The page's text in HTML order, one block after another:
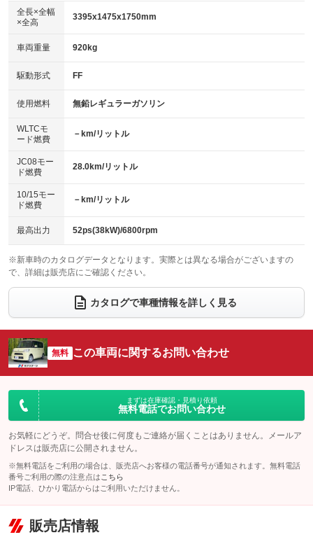
：装備なし
パワーウィンドウ
アイドリングストップ
：装備あり
USB入力端子
：装備なし
100V電源
：装備なし
センターデフロック
：装備なし
電動格納ミラー
：装備あり
アルミホイール
：装備なし
HID(キセノンライト)
バックカメラ
エアロ
：装備なし
ローダウン
：装備なし
ベンチシート
：装備あり
チップアップシート
：装備なし
電動格納サードシート
：装備なし シートヒーター
：装備なし
ウォークスルー
電動リアゲート フロントカメラ
：装備なし
シートエアコン
：装備なし 全周囲カメラ
：装備なし
サイドカメラ
：装備なし ルーフレール
：装備なし
エアサスペンション ヘッドライトウォッシャー
全長×全幅
×全高
3395x1475x1750mm
車両重量 920kg
駆動形式 FF
使用燃料 無鉛レギュラーガソリン
WLTCモ
ード燃費
－km/リットル
JC08モー
ド燃費
28.0km/リットル
10/15モー
ド燃費
－km/リットル
最高出力 52ps(38kW)/6800rpm
※新車時のカタログデータとなります。実際とは異なる場合がございますの
で、詳細は販売店にご確認ください。
カタログで車種情報を詳しく見る
無料 この車両に関するお問い合わせ
まずは在庫確認・見積り依頼
無料電話でお問い合わせ
お気軽にどうぞ。問合せ後に何度もご連絡が届くことはありません。メールア
ドレスは販売店に公開されません。
※無料電話をご利用の場合は、販売店へお客様の電話番号が通知されます。無料電話
番号ご利用の際の注意点は こちら
IP電話、ひかり電話からはご利用いただけません。
販売店情報